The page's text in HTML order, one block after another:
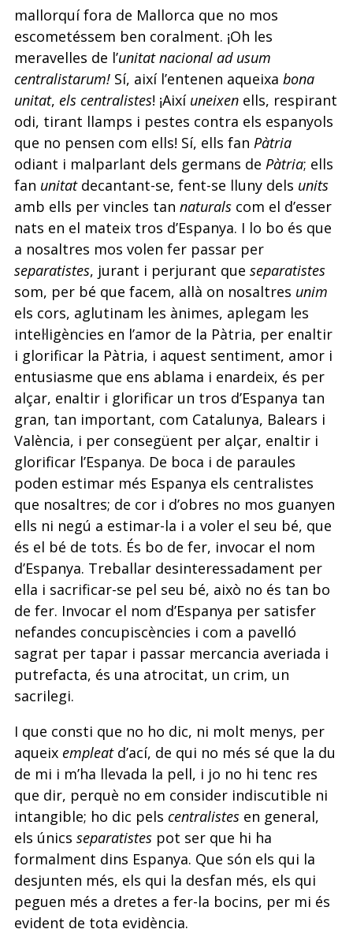
mallorquí fora de Mallorca que no mos
escometéssem ben coralment. ¡Oh les
meravelles de l’unitat nacional ad usum
centralistarum! Sí, així l’entenen aqueixa bona
unitat, els centralistes! ¡Així uneixen ells, respirant
odi, tirant llamps i pestes contra els espanyols
que no pensen com ells! Sí, ells fan Pàtria
odiant i malparlant dels germans de Pàtria; ells
fan unitat decantant-se, fent-se lluny dels units
amb ells per vincles tan naturals com el d’esser
nats en el mateix tros d’Espanya. I lo bo és que
a nosaltres mos volen fer passar per
separatistes, jurant i perjurant que separatistes
som, per bé que facem, allà on nosaltres unim
els cors, aglutinam les ànimes, aplegam les
intel·ligències en l’amor de la Pàtria, per enaltir
i glorificar la Pàtria, i aquest sentiment, amor i
entusiasme que ens ablama i enardeix, és per
alçar, enaltir i glorificar un tros d’Espanya tan
gran, tan important, com Catalunya, Balears i
València, i per consegüent per alçar, enaltir i
glorificar l’Espanya. De boca i de paraules
poden estimar més Espanya els centralistes
que nosaltres; de cor i d’obres no mos guanyen
ells ni negú a estimar-la i a voler el seu bé, que
és el bé de tots. És bo de fer, invocar el nom
d’Espanya. Treballar desinteressadament per
ella i sacrificar-se pel seu bé, això no és tan bo
de fer. Invocar el nom d’Espanya per satisfer
nefandes concupiscències i com a pavelló
sagrat per tapar i passar mercancia averiada i
putrefacta, és una atrocitat, un crim, un
sacrilegi.
I que consti que no ho dic, ni molt menys, per
aqueix empleat d’ací, de qui no més sé que la du
de mi i m’ha llevada la pell, i jo no hi tenc res
que dir, perquè no em consider indiscutible ni
intangible; ho dic pels centralistes en general,
els únics separatistes pot ser que hi ha
formalment dins Espanya. Que són els qui la
desjunten més, els qui la desfan més, els qui
peguen més a dretes a fer-la bocins, per mi és
evident de tota evidència.